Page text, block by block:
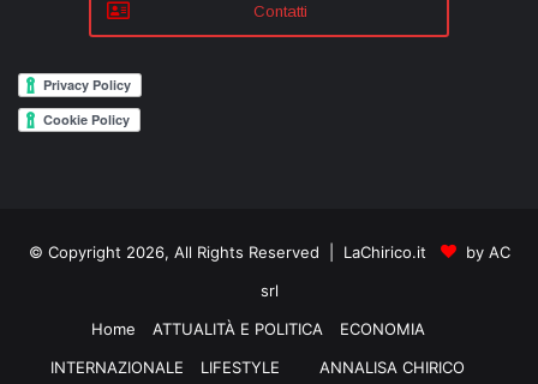
Contatti
© Copyright 2026, All Rights Reserved | LaChirico.it
by AC
srl
Home
ATTUALITÀ E POLITICA
ECONOMIA
INTERNAZIONALE
LIFESTYLE ANNALISA CHIRICO